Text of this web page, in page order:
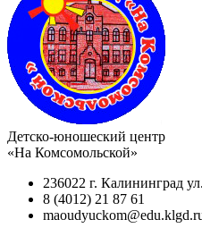
Детско-юношеский центр
«На Комсомольской»
236022 г. Калининград
8 (4012) 21 87 61